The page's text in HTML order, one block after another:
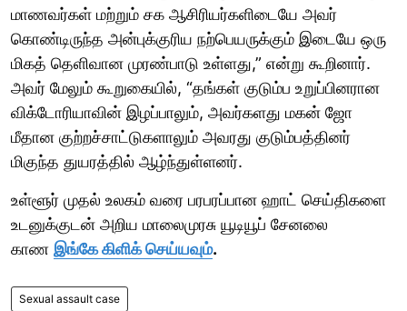
மாணவர்கள் மற்றும் சக ஆசிரியர்களிடையே அவர்
கொண்டிருந்த அன்புக்குரிய நற்பெயருக்கும் இடையே ஒரு
மிகத் தெளிவான முரண்பாடு உள்ளது,” என்று கூறினார்.
அவர் மேலும் கூறுகையில், “தங்கள் குடும்ப உறுப்பினரான
விக்டோரியாவின் இழப்பாலும், அவர்களது மகன் ஜோ
மீதான குற்றச்சாட்டுகளாலும் அவரது குடும்பத்தினர்
மிகுந்த துயரத்தில் ஆழ்ந்துள்ளனர்.
உள்ளூர் முதல் உலகம் வரை பரபரப்பான ஹாட் செய்திகளை
உடனுக்குடன் அறிய மாலைமுரசு யூடியூப் சேனலை
காண இங்கே கிளிக் செய்யவும்.
Sexual assault case